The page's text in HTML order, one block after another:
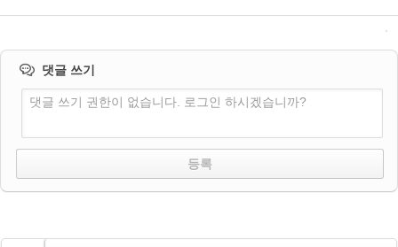
댓글 쓰기
댓글 쓰기 권한이 없습니다. 로그인 하시겠습니까?